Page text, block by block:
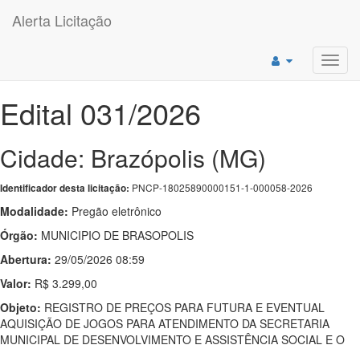
Alerta Licitação
Edital 031/2026
Cidade: Brazópolis (MG)
Identificador desta licitação: PNCP-18025890000151-1-000058-2026
Modalidade: Pregão eletrônico
Órgão: MUNICIPIO DE BRASOPOLIS
Abertura: 29/05/2026 08:59
Valor: R$ 3.299,00
Objeto: REGISTRO DE PREÇOS PARA FUTURA E EVENTUAL
AQUISIÇÃO DE JOGOS PARA ATENDIMENTO DA SECRETARIA
MUNICIPAL DE DESENVOLVIMENTO E ASSISTÊNCIA SOCIAL E O